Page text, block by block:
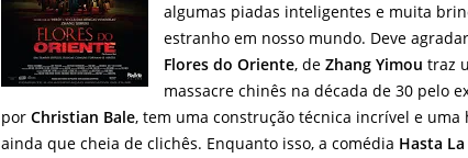
algumas piadas inteligentes e muita
estranho em nosso mundo. Deve
Flores do Oriente, deZhang Yimou traz
massacre chinês na década de 30 pelo
porChristian Bale, tem uma construção técnica incrível e uma
ainda que cheia de clichês. Enquanto isso, a comédia Hasta